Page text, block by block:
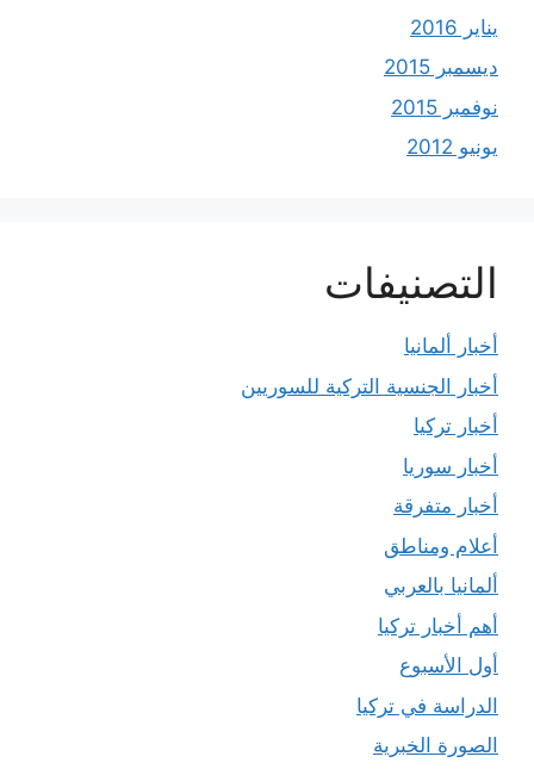
يناير 2016
ديسمبر 2015
نوفمبر 2015
يونيو 2012
التصنيفات
أخبار ألمانيا
أخبار الجنسية التركية للسوريين
أخبار تركيا
أخبار سوريا
أخبار متفرقة
أعلام ومناطق
ألمانيا بالعربي
أهم أخبار تركيا
أول الأسبوع
الدراسة في تركيا
الصورة الخبرية